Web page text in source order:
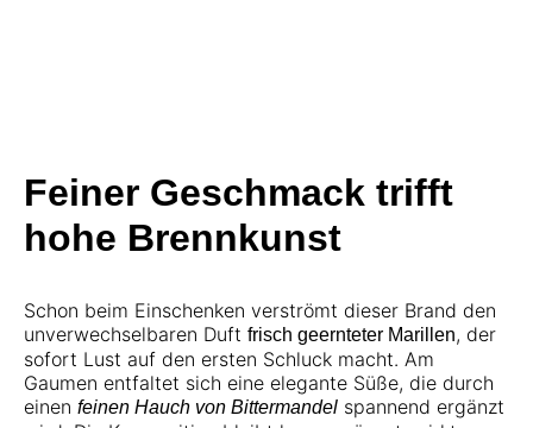
Feiner Geschmack trifft
hohe Brennkunst
Schon beim Einschenken verströmt dieser Brand den
unverwechselbaren Duft frisch geernteter Marillen, der
sofort Lust auf den ersten Schluck macht. Am
Gaumen entfaltet sich eine elegante Süße, die durch
einen feinen Hauch von Bittermandel spannend ergänzt